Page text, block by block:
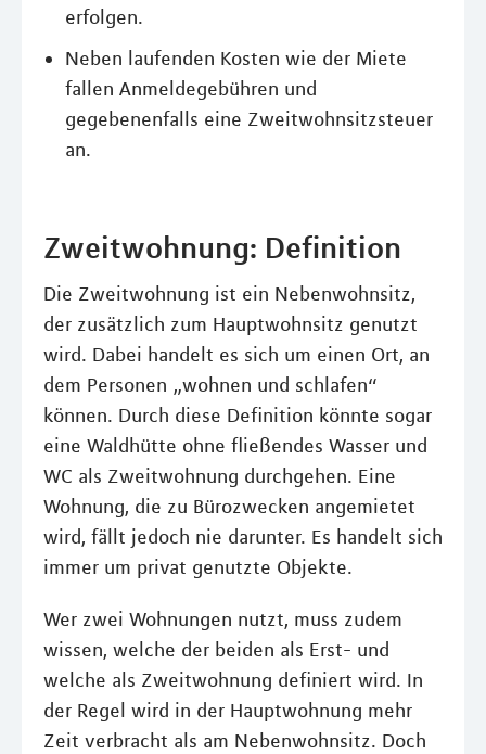
erfolgen.
Neben laufenden Kosten wie der Miete
fallen Anmeldegebühren und
gegebenenfalls eine Zweitwohnsitzsteuer
an.
Zweitwohnung: Definition
Die Zweitwohnung ist ein Nebenwohnsitz,
der zusätzlich zum Hauptwohnsitz genutzt
wird. Dabei handelt es sich um einen Ort, an
dem Personen „wohnen und schlafen“
können. Durch diese Definition könnte sogar
eine Waldhütte ohne fließendes Wasser und
WC als Zweitwohnung durchgehen. Eine
Wohnung, die zu Bürozwecken angemietet
wird, fällt jedoch nie darunter. Es handelt sich
immer um privat genutzte Objekte.
Wer zwei Wohnungen nutzt, muss zudem
wissen, welche der beiden als Erst- und
welche als Zweitwohnung definiert wird. In
der Regel wird in der Hauptwohnung mehr
Zeit verbracht als am Nebenwohnsitz. Doch